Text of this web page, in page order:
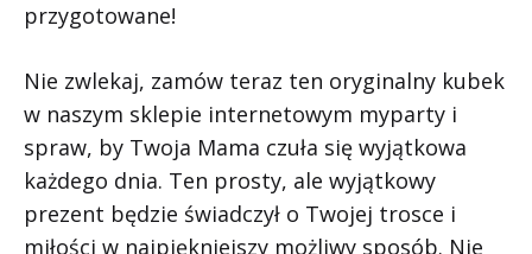
przygotowane!
Nie zwlekaj, zamów teraz ten oryginalny kubek
w naszym sklepie internetowym myparty i
spraw, by Twoja Mama czuła się wyjątkowa
każdego dnia. Ten prosty, ale wyjątkowy
prezent będzie świadczył o Twojej trosce i
miłości w najpiękniejszy możliwy sposób. Nie